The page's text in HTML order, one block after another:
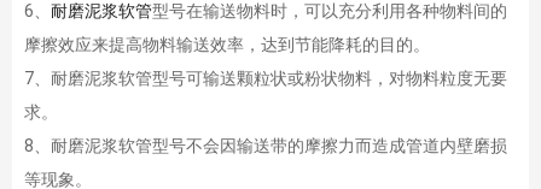
6、 耐磨泥浆软管型号在输送物料时，可以充分利用各种物料间的
摩擦效应来提高物料输送效率，达到节能降耗的目的。
7、耐磨泥浆软管型号可输送颗粒状或粉状物料，对物料粒度无要
求。
8、耐磨泥浆软管型号不会因输送带的摩擦力而造成管道内壁磨损
等现象。